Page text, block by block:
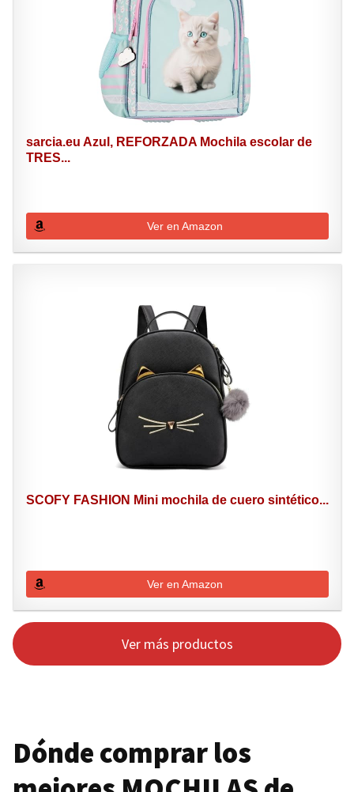
sarcia.eu Azul, REFORZADA Mochila escolar de
TRES...
Ver en Amazon
SCOFY FASHION Mini mochila de cuero sintético...
Ver en Amazon
Ver más productos
Dónde comprar los